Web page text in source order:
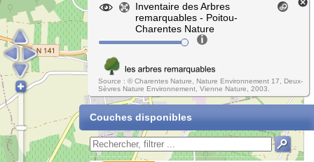
Inventaire des Arbres
remarquables - Poitou-
Charentes Nature
Source : © Charentes Nature, Nature Environnement 17, Deux-
Sèvres Nature Environnement, Vienne Nature, 2003.
Couches disponibles